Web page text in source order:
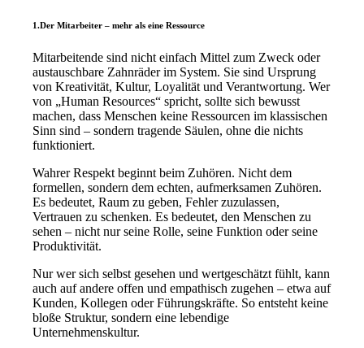
1.Der Mitarbeiter – mehr als eine Ressource
Mitarbeitende sind nicht einfach Mittel zum Zweck oder
austauschbare Zahnräder im System. Sie sind Ursprung
von Kreativität, Kultur, Loyalität und Verantwortung. Wer
von „Human Resources“ spricht, sollte sich bewusst
machen, dass Menschen keine Ressourcen im klassischen
Sinn sind – sondern tragende Säulen, ohne die nichts
funktioniert.
Wahrer Respekt beginnt beim Zuhören. Nicht dem
formellen, sondern dem echten, aufmerksamen Zuhören.
Es bedeutet, Raum zu geben, Fehler zuzulassen,
Vertrauen zu schenken. Es bedeutet, den Menschen zu
sehen – nicht nur seine Rolle, seine Funktion oder seine
Produktivität.
Nur wer sich selbst gesehen und wertgeschätzt fühlt, kann
auch auf andere offen und empathisch zugehen – etwa auf
Kunden, Kollegen oder Führungskräfte. So entsteht keine
bloße Struktur, sondern eine lebendige
Unternehmenskultur.